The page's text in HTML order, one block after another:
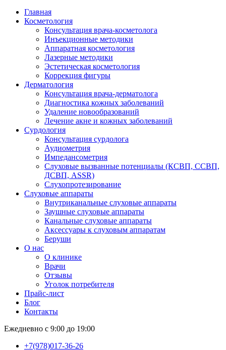
Главная
Косметология
Консультация врача-косметолога
Инъекционные методики
Аппаратная косметология
Лазерные методики
Эстетическая косметология
Коррекция фигуры
Дерматология
Консультация врача-дерматолога
Диагностика кожных заболеваний
Удаление новообразований
Лечение акне и кожных заболеваний
Сурдология
Консультация сурдолога
Аудиометрия
Импедансометрия
Слуховые вызванные потенциалы (КСВП, ССВП,
ДСВП, ASSR)
Слухопротезирование
Слуховые аппараты
Внутриканальные слуховые аппараты
Заушные слуховые аппараты
Канальные слуховые аппараты
Аксессуары к слуховым аппаратам
Беруши
О нас
О клинике
Врачи
Отзывы
Уголок потребителя
Прайс-лист
Блог
Контакты
Ежедневно с 9:00 до 19:00
+7(978)017-36-26